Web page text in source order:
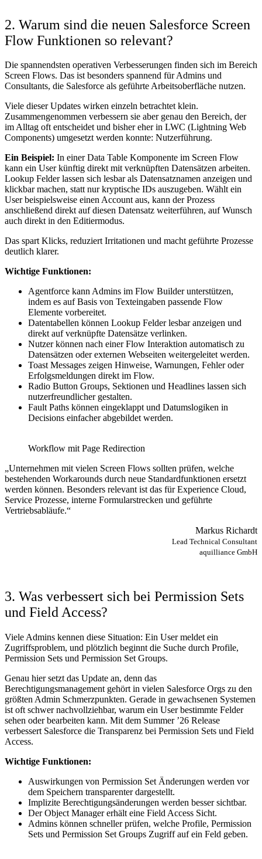
2. Warum sind die neuen Salesforce Screen
Flow Funktionen so relevant?
Die spannendsten operativen Verbesserungen finden sich im Bereich
Screen Flows. Das ist besonders spannend für Admins und
Consultants, die Salesforce als geführte Arbeitsoberfläche nutzen.
Viele dieser Updates wirken einzeln betrachtet klein.
Zusammengenommen verbessern sie aber genau den Bereich, der
im Alltag oft entscheidet und bisher eher in LWC (Lightning Web
Components) umgesetzt werden konnte: Nutzerführung.
Ein Beispiel: In einer Data Table Komponente im Screen Flow
kann ein User künftig direkt mit verknüpften Datensätzen arbeiten.
Lookup Felder lassen sich lesbar als Datensatznamen anzeigen und
klickbar machen, statt nur kryptische IDs auszugeben. Wählt ein
User beispielsweise einen Account aus, kann der Prozess
anschließend direkt auf diesen Datensatz weiterführen, auf Wunsch
auch direkt in den Editiermodus.
Das spart Klicks, reduziert Irritationen und macht geführte Prozesse
deutlich klarer.
Wichtige Funktionen:
Agentforce kann Admins im Flow Builder unterstützen,
indem es auf Basis von Texteingaben passende Flow
Elemente vorbereitet.
Datentabellen können Lookup Felder lesbar anzeigen und
direkt auf verknüpfte Datensätze verlinken.
Nutzer können nach einer Flow Interaktion automatisch zu
Datensätzen oder externen Webseiten weitergeleitet werden.
Toast Messages zeigen Hinweise, Warnungen, Fehler oder
Erfolgsmeldungen direkt im Flow.
Radio Button Groups, Sektionen und Headlines lassen sich
nutzerfreundlicher gestalten.
Fault Paths können eingeklappt und Datumslogiken in
Decisions einfacher abgebildet werden.
Workflow mit Page Redirection
„Unternehmen mit vielen Screen Flows sollten prüfen, welche
bestehenden Workarounds durch neue Standardfunktionen ersetzt
werden können. Besonders relevant ist das für Experience Cloud,
Service Prozesse, interne Formularstrecken und geführte
Vertriebsabläufe.“
Markus Richardt
Lead Technical Consultant
aquilliance GmbH
3. Was verbessert sich bei Permission Sets
und Field Access?
Viele Admins kennen diese Situation: Ein User meldet ein
Zugriffsproblem, und plötzlich beginnt die Suche durch Profile,
Permission Sets und Permission Set Groups.
Genau hier setzt das Update an, denn das
Berechtigungsmanagement gehört in vielen Salesforce Orgs zu den
größten Admin Schmerzpunkten. Gerade in gewachsenen Systemen
ist oft schwer nachvollziehbar, warum ein User bestimmte Felder
sehen oder bearbeiten kann. Mit dem Summer ’26 Release
verbessert Salesforce die Transparenz bei Permission Sets und Field
Access.
Wichtige Funktionen:
Auswirkungen von Permission Set Änderungen werden vor
dem Speichern transparenter dargestellt.
Implizite Berechtigungsänderungen werden besser sichtbar.
Der Object Manager erhält eine Field Access Sicht.
Admins können schneller prüfen, welche Profile, Permission
Sets und Permission Set Groups Zugriff auf ein Feld geben.